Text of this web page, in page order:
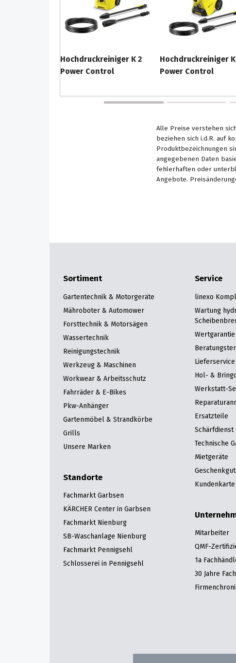
Hochdruckreiniger K 2
Power Control
Hochdruckreiniger
Power Control
Alle Preise verstehen
beziehen sich i.d.R. auf
Produktbezeichnungen
angegebenen Daten
fehlerhaften oder
Angebote.
Sortiment
Gartentechnik & Motorgeräte
Mähroboter & Automower
Forsttechnik & Motorsägen
Wassertechnik
Reinigungstechnik
Werkzeug & Maschinen
Workwear & Arbeitsschutz
Fahrräder & E-Bikes
Pkw-Anhänger
Gartenmöbel & Strandkörbe
Grills
Unsere Marken
Standorte
Fachmarkt Garbsen
KÄRCHER Center in Garbsen
Fachmarkt Nienburg
SB-Waschanlage Nienburg
Fachmarkt Pennigsehl
Schlosserei in Pennigsehl
Service
linexo
Wartung
Lieferservice
Hol- &
Werkstatt-
Ersatzteile
Schärfdienst
Technische
Mietgeräte
Kundenkarte
Mitarbeiter
QMF-
1a
30 Jahre